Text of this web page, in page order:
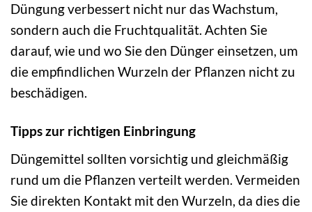
Düngung verbessert nicht nur das Wachstum,
sondern auch die Fruchtqualität. Achten Sie
darauf, wie und wo Sie den Dünger einsetzen, um
die empfindlichen Wurzeln der Pflanzen nicht zu
beschädigen.
Tipps zur richtigen Einbringung
Düngemittel sollten vorsichtig und gleichmäßig
rund um die Pflanzen verteilt werden. Vermeiden
Sie direkten Kontakt mit den Wurzeln, da dies die